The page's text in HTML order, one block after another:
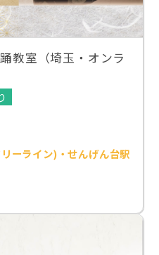
教室（埼玉・オンラ
ーライン)・せんげん台駅